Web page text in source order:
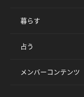
暮らす
占う
メンバーコンテンツ